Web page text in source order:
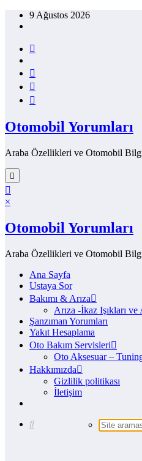
İçeriğe9 Ağustos 2026
Otomobil Yorumları
Araba Özellikleri ve Otomobil
×
Otomobil Yorumları
Araba Özellikleri ve Otomobil
Ana Sayfa
Ustaya Sor
Bakımı & Arıza
Arıza -İkaz Işıkları ve
Şanzıman Yorumları
Yakıt Hesaplama
Oto Bakım Servisleri
Oto Aksesuar –
Hakkımızda
Gizlilik politikası
İletişim